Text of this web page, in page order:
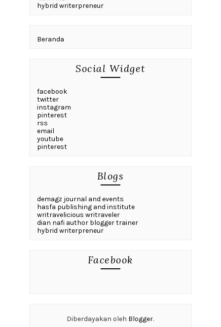
hybrid writerpreneur
Beranda
Social Widget
facebook
twitter
instagram
pinterest
rss
email
youtube
pinterest
Blogs
demagz journal and events
hasfa publishing and institute
writravelicious writraveler
dian nafi author blogger trainer
hybrid writerpreneur
Facebook
Diberdayakan oleh Blogger.